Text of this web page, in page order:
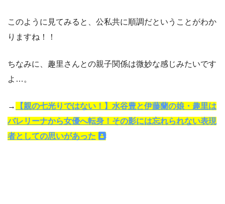
このように見てみると、公私共に順調だということがわか
りますね！！
ちなみに、趣里さんとの親子関係は微妙な感じみたいです
よ…。
→
【親の七光りではない！】水谷豊と伊藤蘭の娘・趣里は
バレリーナから女優へ転身！その影には忘れられない表現
者としての思いがあった